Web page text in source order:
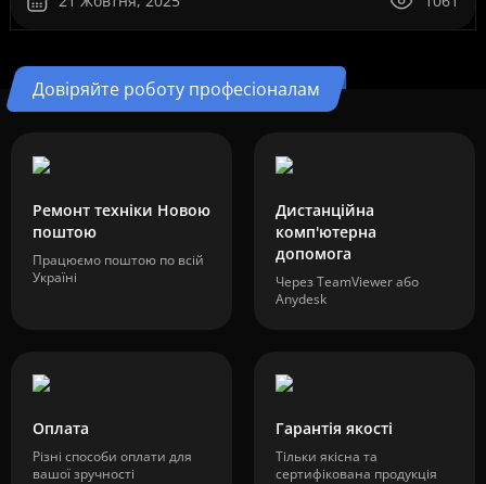
Довіряйте роботу професіоналам
Ремонт техніки Новою
поштою
Працюємо поштою по всій
Україні
Дистанційна
комп'ютерна
допомога
Через TeamViewer або
Anydesk
Оплата
Різні способи оплати для
вашої зручності
Гарантія якості
Тільки якісна та
сертифікована продукція